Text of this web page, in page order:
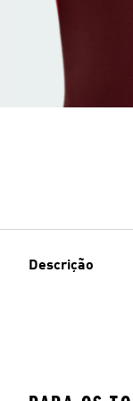
Descrição